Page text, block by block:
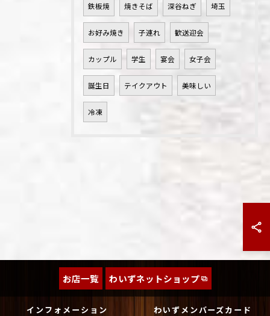
鉄板焼 焼きそば 深谷ねぎ 埼玉
お好み焼き 子連れ 歓送迎会
カップル 学生 宴会 女子会
誕生日 テイクアウト 美味しい
冷凍
お店一覧 わいずネットショップ
インフォメーション わいずメンバーズカード